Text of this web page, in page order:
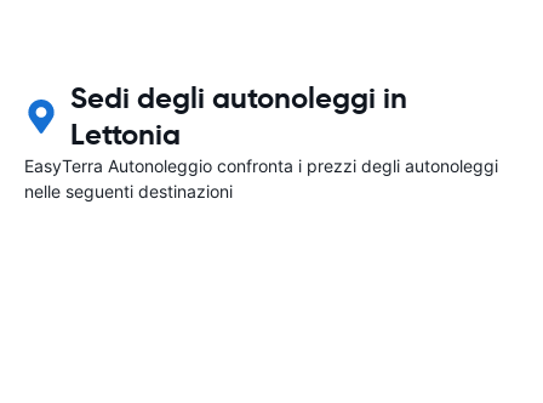
Sedi degli autonoleggi in
Lettonia
EasyTerra Autonoleggio confronta i prezzi degli autonoleggi
nelle seguenti destinazioni